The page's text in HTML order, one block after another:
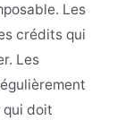
Les
crédits qui
Les
qui doit